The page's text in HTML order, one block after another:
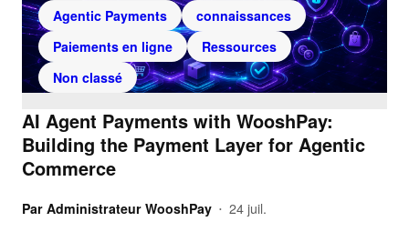
Agentic Payments
connaissances
Paiements en ligne
Ressources
Non classé
AI Agent Payments with WooshPay:
Building the Payment Layer for Agentic
Commerce
Par Administrateur WooshPay • 24 juil.